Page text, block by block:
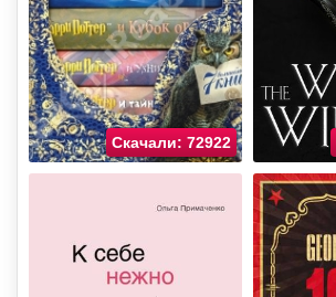
Скачали: 72922